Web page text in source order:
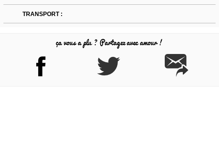
TRANSPORT :
ça vous a plu ? Partagez avec amour !